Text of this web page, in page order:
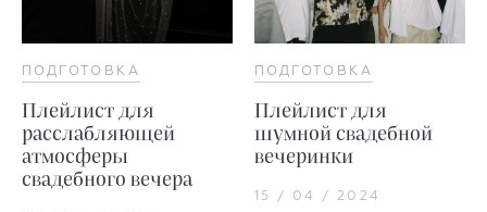
ПОДГОТОВКА
Плейлист для
расслабляющей
атмосферы
свадебного вечера
ПОДГОТОВКА
Плейлист для
шумной свадебной
вечеринки
15 / 04 / 2024